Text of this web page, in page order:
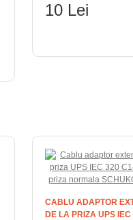
10 Lei
CABLU ADAPTOR
DE LA PRIZA UPS